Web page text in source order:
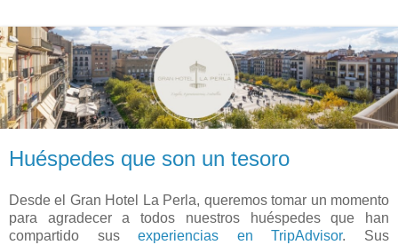
Huéspedes que son un tesoro
Desde el Gran Hotel La Perla, queremos tomar un momento
para agradecer a todos nuestros huéspedes que han
compartido susexperiencias en TripAdvisor. Sus